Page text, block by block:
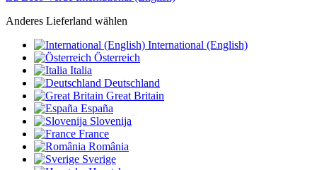
Anderes Lieferland wählen
International (English)
Österreich
Italia
Deutschland
Great Britain
España
Slovenija
France
România
Sverige